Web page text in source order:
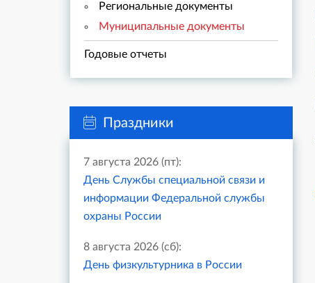
Региональные документы
Муниципальные документы
Годовые отчеты
Праздники
7 августа 2026 (пт):
День Службы специальной связи и
информации Федеральной службы
охраны России
8 августа 2026 (сб):
День физкультурника в России